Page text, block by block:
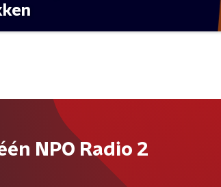
NPO Radio 2